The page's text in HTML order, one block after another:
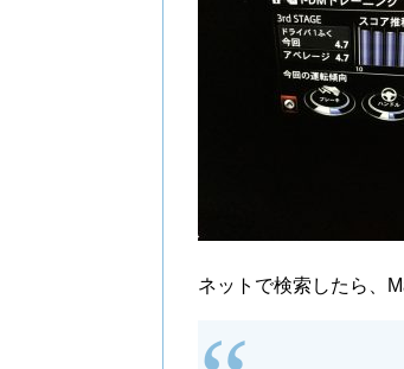
ネットで検索したら、